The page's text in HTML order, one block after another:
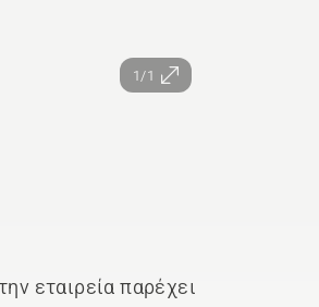
1/1
εταιρεία παρέχει